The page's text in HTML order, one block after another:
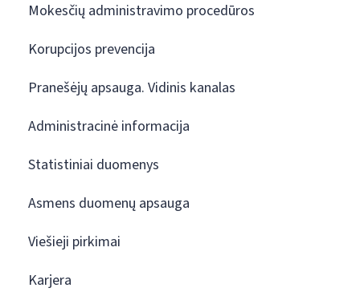
Mokesčių administravimo procedūros
Korupcijos prevencija
Pranešėjų apsauga. Vidinis kanalas
Administracinė informacija
Statistiniai duomenys
Asmens duomenų apsauga
Viešieji pirkimai
Karjera